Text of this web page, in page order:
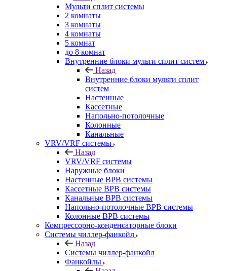
Мульти сплит системы
2 комнаты
3 комнаты
4 комнаты
5 комнат
до 8 комнат
Внутренние блоки мульти сплит систем
Назад
Внутренние блоки мульти сплит
систем
Настенные
Кассетные
Напольно-потолочные
Колонные
Канальные
VRV/VRF системы
Назад
VRV/VRF системы
Наружные блоки
Настенные ВРВ системы
Кассетные ВРВ системы
Канальные ВРВ системы
Напольно-потолочные ВРВ системы
Колонные ВРВ системы
Компрессорно-конденсаторные блоки
Системы чиллер-фанкойл
Назад
Системы чиллер-фанкойл
Фанкойлы